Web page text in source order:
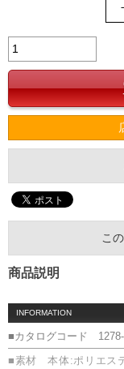
こ
商品説明
INFORMATION
■カタログコード
■素材 本体:ポリエス